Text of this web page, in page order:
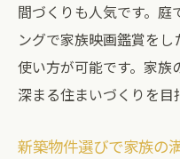
間づくりも人気です。庭
ングで家族映画鑑賞を
使い方が可能です。家族
深まる住まいづくりを目
新築物件選びで家族の